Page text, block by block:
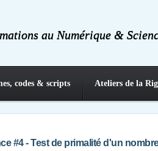
au Numérique &
codes & scripts Ateliers de la
#4 - Test de primalité d'un